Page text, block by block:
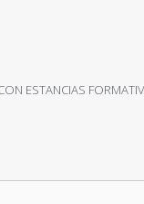
ESTANCIAS